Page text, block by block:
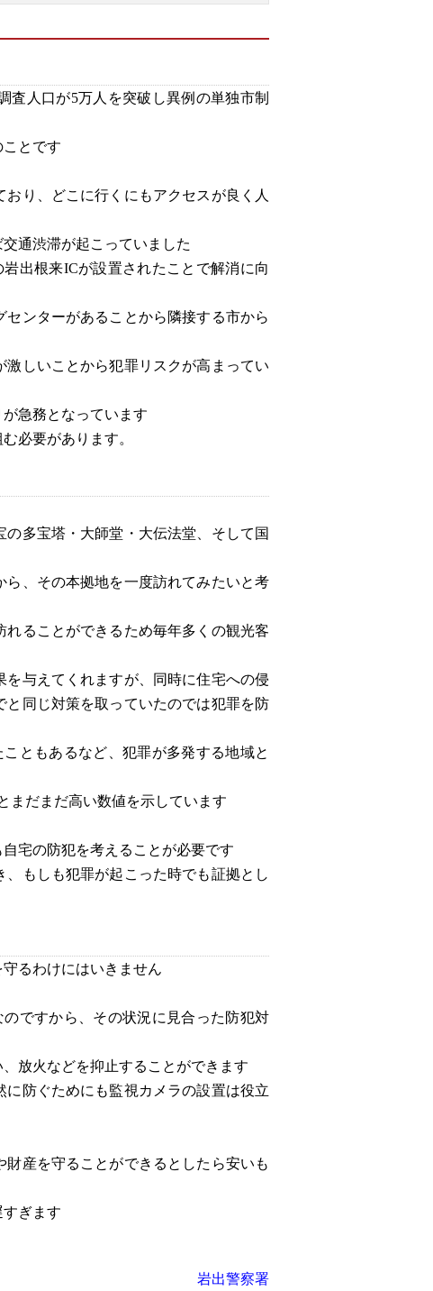
査人口が5万人を突破し異例の単独市制
とです
り、どこに行くにもアクセスが良く人
通渋滞が起こっていました
出根来ICが設置されたことで解消に向
ンターがあることから隣接する市から
しいことから犯罪リスクが高まってい
急務となっています
必要があります。
多宝塔・大師堂・大伝法堂、そして国
、その本拠地を一度訪れてみたいと考
ることができるため毎年多くの観光客
与えてくれますが、同時に住宅への侵
同じ対策を取っていたのでは犯罪を防
ともあるなど、犯罪が多発する地域と
まだまだ高い数値を示しています
宅の防犯を考えることが必要です
もしも犯罪が起こった時でも証拠とし
るわけにはいきません
ですから、その状況に見合った防犯対
放火などを抑止することができます
防ぐためにも監視カメラの設置は役立
産を守ることができるとしたら安いも
ぎます
岩出警察署